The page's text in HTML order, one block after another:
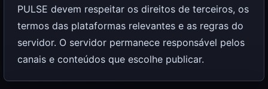
PULSE devem respeitar os direitos de terceiros, os
termos das plataformas relevantes e as regras do
servidor. O servidor permanece responsável pelos
canais e conteúdos que escolhe publicar.